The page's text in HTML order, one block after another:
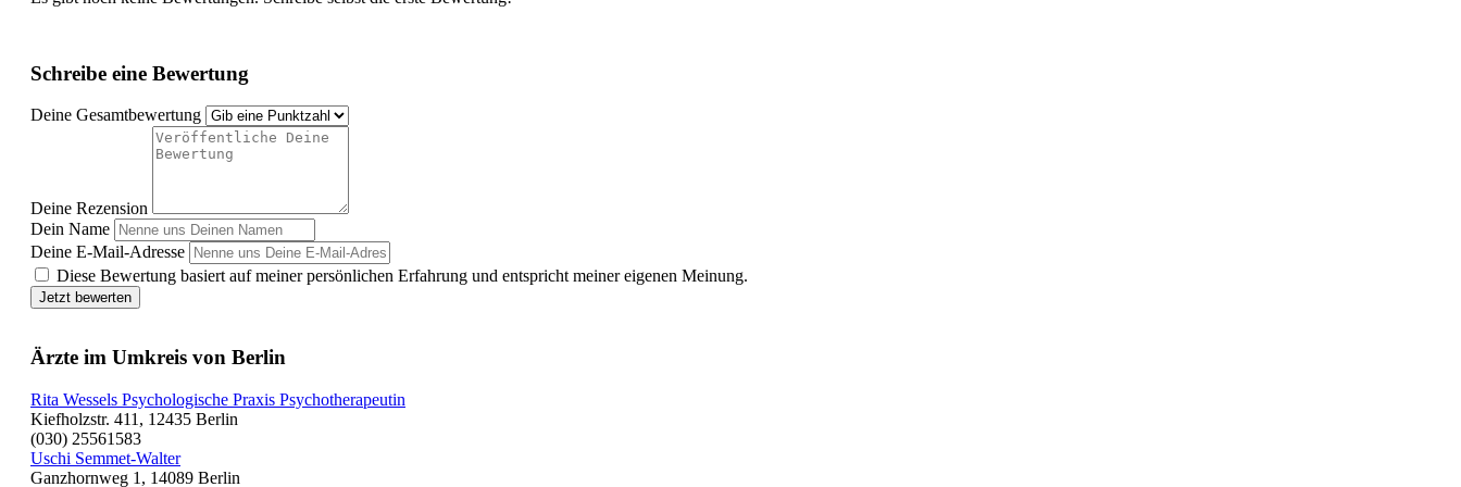
Schreibe eine Bewertung
Deine Gesamtbewertung
Deine Rezension
Dein Name
Deine E-Mail-Adresse
Diese Bewertung basiert auf meiner persönlichen Erfahrung und entspricht meiner eigenen Meinung.
Jetzt bewerten
Ärzte im Umkreis von Berlin
Rita Wessels Psychologische Praxis Psychotherapeutin
Kiefholzstr. 411, 12435 Berlin
(030) 25561583
Uschi Semmet-Walter
Ganzhornweg 1, 14089 Berlin